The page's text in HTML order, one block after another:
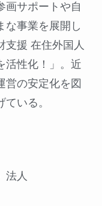
画サポートや自
な事業を展開し
支援 在住外国人
活性化！」。近
営の安定化を図
いる。
法人